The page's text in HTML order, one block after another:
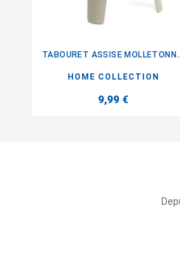
TABOURET
HOME COLLECTION
9,99 €